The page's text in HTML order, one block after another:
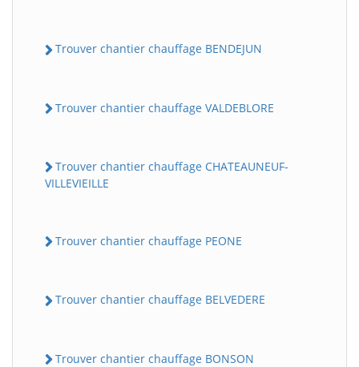
Trouver chantier chauffage BENDEJUN
Trouver chantier chauffage VALDEBLORE
Trouver chantier chauffage CHATEAUNEUF-
VILLEVIEILLE
Trouver chantier chauffage PEONE
Trouver chantier chauffage BELVEDERE
Trouver chantier chauffage BONSON